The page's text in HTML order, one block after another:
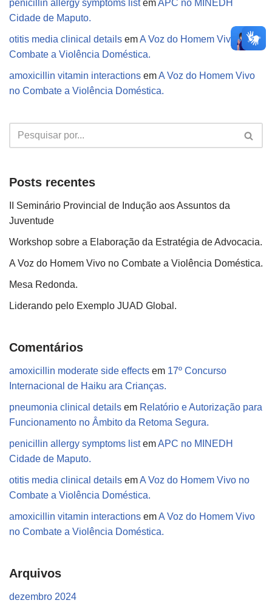
penicillin allergy symptoms listemAPC no MINEDH
Cidade de Maputo.
otitis media clinical details emA Voz do Homem Vivo no
Combate a Violência Doméstica.
amoxicillin vitamin interactions emA Voz do Homem Vivo
no Combate a Violência Doméstica.
Posts recentes
II Seminário Provincial de Indução aos Assuntos da
Juventude
Workshop sobre a Elaboração da Estratégia de Advocacia.
A Voz do Homem Vivo no Combate a Violência Doméstica.
Mesa Redonda.
Liderando pelo Exemplo JUAD Global.
Comentários
amoxicillin moderate side effects em 17º Concurso
Internacional de Haiku ara Crianças.
pneumonia clinical details em Relatório e Autorização para
Funcionamento no Âmbito da Retoma Segura.
penicillin allergy symptoms listemAPC no MINEDH
Cidade de Maputo.
otitis media clinical details emA Voz do Homem Vivo no
Combate a Violência Doméstica.
amoxicillin vitamin interactions emA Voz do Homem Vivo
no Combate a Violência Doméstica.
Arquivos
dezembro 2024